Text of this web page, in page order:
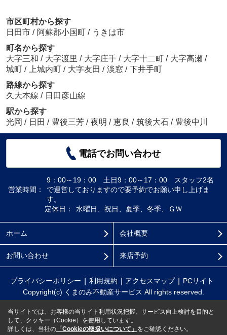
市区町村から探す
日田市 / 阿蘇郡小国町 / うきは市
町名から探す
大字三和 / 大字渡里 / 大字庄手 / 大字十二町 / 大字高瀬 /
城町 / 上城内町 / 大字友田 / 淡窓 / 下井手町
路線から探す
久大本線 / 日田彦山線
駅から探す
光岡 / 日田 / 豊後三芳 / 夜明 / 恵良 / 筑後大石 / 豊後中川
電話でお問い合わせ
営業時間：
9：00～19：00 土日9：00～17：00 スタッフ2名
で運営しておりますので要予約でお願い申し上げま
す。
定休日：
水曜日、祝日、夏季、冬季、ＧＷ
ホーム 会社概要
お問い合わせ 来店予約
プライバシーポリシー 利用規約 アクセスマップ
PCサイト
Copyright(c) くまのみ不動産サービス All rights reserved.
当サイトでは、お客様の当サイト利用状況把握、サービス向上検討を目的と
して、クッキー（Cookie）を使用しています。
詳しくは、当社の 「Cookieの取扱いについて」 をご確認ください。